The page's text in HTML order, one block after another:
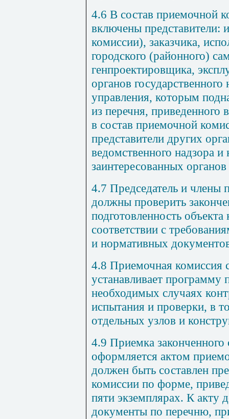
4.6 В состав приемочной
включены представители:
комиссии), заказчика,
городского (районного)
генпроектировщика,
органов
управления, которым
из перечня,
в состав приемочной
представители других
ведомственного надзора и
заинтересованных
4.7 Председатель и члены
должны проверить
подготовленность
соответствии с
и нормативных
4.8 Приемочная комиссия
устанавливает программу
необходимых случаях
испытания и проверки, в
отдельных узлов и
4.9 Приемка законченного
оформляется актом
должен быть составлен
комиссии по форме,
пяти экземплярах. К
документы по перечню,